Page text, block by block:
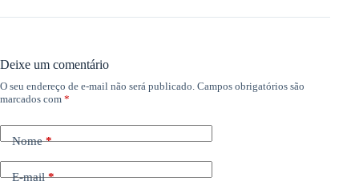
Deixe um comentário
O seu endereço de e-mail não será publicado. Campos obrigatórios são
marcados com *
Nome*
E-mail*